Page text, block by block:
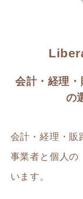
会計・経理
の
会計・経理・販
事業者と個人の
います。